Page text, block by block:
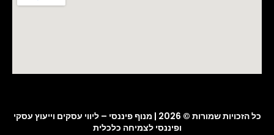
כל הזכויות שמורות © 2026 |
מנוף פיננסי – ליווי עסקים וייעוץ עסקי
ופיננסי לצמיחה כלכלית